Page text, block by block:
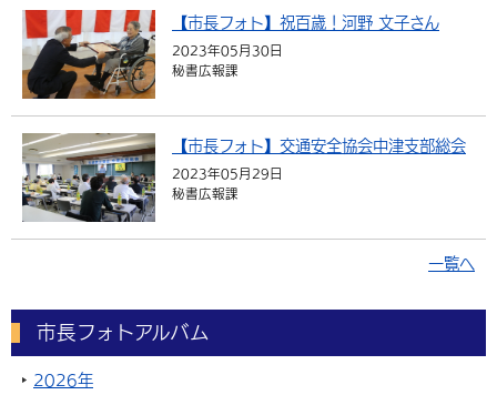
【市長フォト】祝百歳！河野 文子さん
2023年05月30日
秘書広報課
【市長フォト】交通安全協会中津支部総会
2023年05月29日
秘書広報課
一覧へ
市長フォトアルバム
2026年